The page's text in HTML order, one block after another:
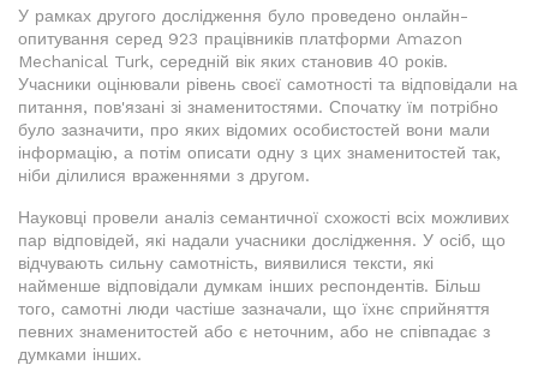
У рамках другого дослідження було проведено онлайн-
опитування серед 923 працівників платформи Amazon
Mechanical Turk, середній вік яких становив 40 років.
Учасники оцінювали рівень своєї самотності та відповідали на
питання, пов'язані зі знаменитостями. Спочатку їм потрібно
було зазначити, про яких відомих особистостей вони мали
інформацію, а потім описати одну з цих знаменитостей так,
ніби ділилися враженнями з другом.
Науковці провели аналіз семантичної схожості всіх можливих
пар відповідей, які надали учасники дослідження. У осіб, що
відчувають сильну самотність, виявилися тексти, які
найменше відповідали думкам інших респондентів. Більш
того, самотні люди частіше зазначали, що їхнє сприйняття
певних знаменитостей або є неточним, або не співпадає з
думками інших.